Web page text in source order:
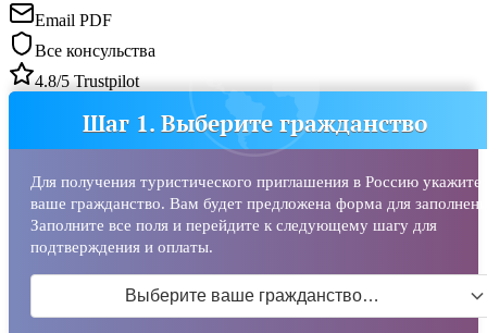
Email PDF
Все консульства
4.8/5 Trustpilot
Шаг 1. Выберите гражданство
Для получения туристического приглашения в Россию укажите
ваше гражданство. Вам будет предложена форма для
Заполните все поля и перейдите к следующему шагу для
подтверждения и оплаты.
Выберите ваше гражданство…